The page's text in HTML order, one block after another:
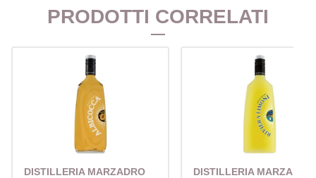
PRODOTTI CORRELATI
DISTILLERIA MARZADRO DISTILLERIA MARZADRO